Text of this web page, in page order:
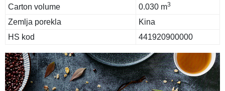
Carton volume
0.030 m3
Zemlja porekla
Kina
HS kod
441920900000